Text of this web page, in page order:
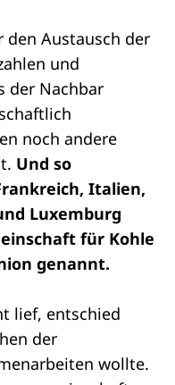
den Austausch der
und
der Nachbar
noch andere
Und so
Italien,
Luxemburg
für Kohle
genannt.
lief, entschied
der
wollte.